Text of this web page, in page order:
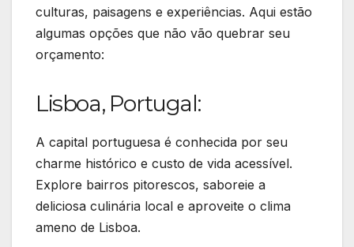
culturas, paisagens e experiências. Aqui estão
algumas opções que não vão quebrar seu
orçamento:
Lisboa, Portugal:
A capital portuguesa é conhecida por seu
charme histórico e custo de vida acessível.
Explore bairros pitorescos, saboreie a
deliciosa culinária local e aproveite o clima
ameno de Lisboa.